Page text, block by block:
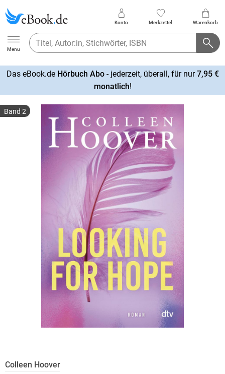
Ebook.de
Menu
Konto Merkzettel Warenkorb
Das eBook.de Hörbuch Abo- jederzeit, überall, für nur7,95 €
monatlich!
Band 2
Colleen Hoover